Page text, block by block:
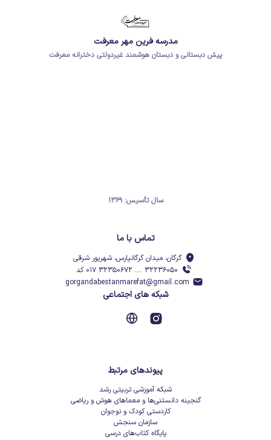
مدرسه فرین مهر معرفت
پیش دبستانی و دبستان هوشمند غیردولتی دخترانه معرفت
سال تأسیس: ۱۳۶۹
تماس با ما
گرگان، میدان گرگانپارس، شهریور شرقی
۳۲۲۳۶۰۵۰ ... ۳۲۳۵۰۶۷۲ ۰۱۷ کد
gorgandabestanmarefat@gmail.com
شبکه های اجتماعی
پیوندهای مرتبط
شبکه آموزشی تربیتی رشد
گنجینه دانستنی‌ها و معماهای هوش و ریاضی
کاردستی کودک و نوجوان
سازمان سنجش
پایگاه کتاب‌های درسی